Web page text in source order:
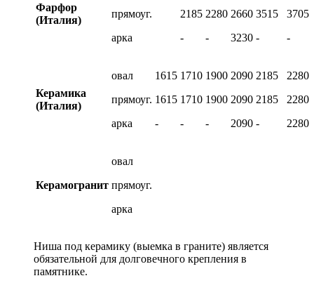
Фарфор
(Италия)
прямоуг.
арка
2185
-
2280
-
2660
3230
3515
-
3705
-
Керамика
(Италия)
овал
прямоуг.
арка
1615
1615
-
1710
1710
-
1900
1900
-
2090
2090
2090
2185
2185
-
2280
2280
2280
Керамогранит
овал
прямоуг.
арка
Ниша под керамику (выемка в граните) является
обязательной для долговечного крепления в
памятнике.